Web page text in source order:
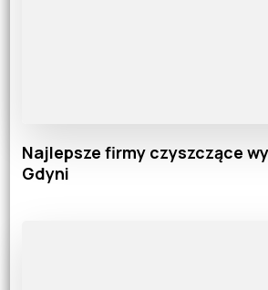
Najlepsze firmy czyszczące
Gdyni